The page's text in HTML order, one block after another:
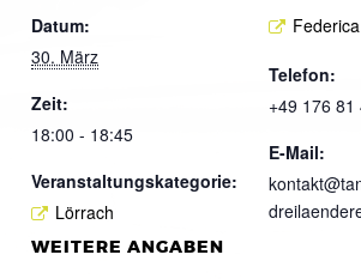
Datum:
30. März
Zeit:
18:00 - 18:45
Veranstaltungskategorie:
Lörrach
Federica
Telefon:
+49 176 81
E-Mail:
WEITERE ANGABEN